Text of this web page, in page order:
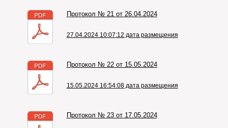
Протокол № 21 от 26.04.2024
27.04.2024 10:07:12 дата размещения
Протокол № 22 от 15.05.2024
15.05.2024 16:54:08 дата размещения
Протокол № 23 от 17.05.2024